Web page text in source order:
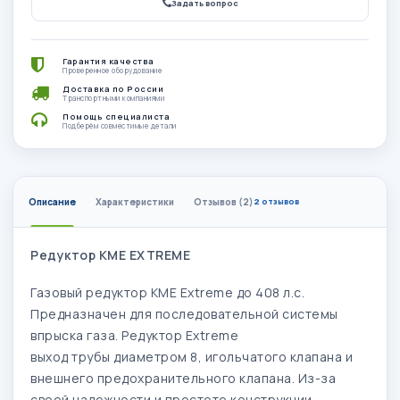
Задать вопрос
Гарантия качества
Проверенное оборудование
Доставка по России
Транспортными компаниями
Помощь специалиста
Подберём совместимые детали
Описание Характеристики Отзывов (2)2 отзывов
Редуктор KME EXTREME
Газовый редуктор KME Extreme до 408 л.с.
Предназначен для последовательной системы
впрыска газа. Редуктор Extreme
выход трубы диаметром 8, игольчатого клапана и
внешнего предохранительного клапана. Из-за